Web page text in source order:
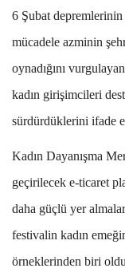
6 Şubat depremlerinin
mücadele azminin
oynadığını
kadın girişimcileri
sürdürdüklerini ifade
Kadın Dayanışma
geçirilecek e-ticaret
daha güçlü yer
festivalin kadın
örneklerinden biri